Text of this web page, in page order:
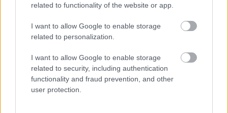
related to functionality of the website or app.
I want to allow Google to enable storage
related to personalization.
I want to allow Google to enable storage
related to security, including authentication
functionality and fraud prevention, and other
user protection.